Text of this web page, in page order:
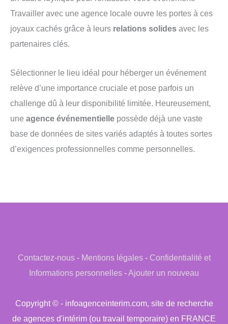
Travailler avec une agence locale ouvre les portes à ces
joyaux cachés grâce à leurs relations solides avec les
partenaires clés.
Sélectionner le lieu idéal pour héberger un événement
relève d’une importance cruciale et pose parfois un
challenge dû à leur disponibilité limitée. Heureusement,
une agence événementielle possède déjà une vaste
base de données de sites variés adaptés à toutes sortes
d’exigences professionnelles comme personnelles.
Contactez-nous- Mentions légales- Confidentialité et
Informations personnelles -Ajouter un nouveau
Copyright © - infoagenceinterim.com, site de recherche
de agences d'intérim (ou travail temporaire) en FRANCE